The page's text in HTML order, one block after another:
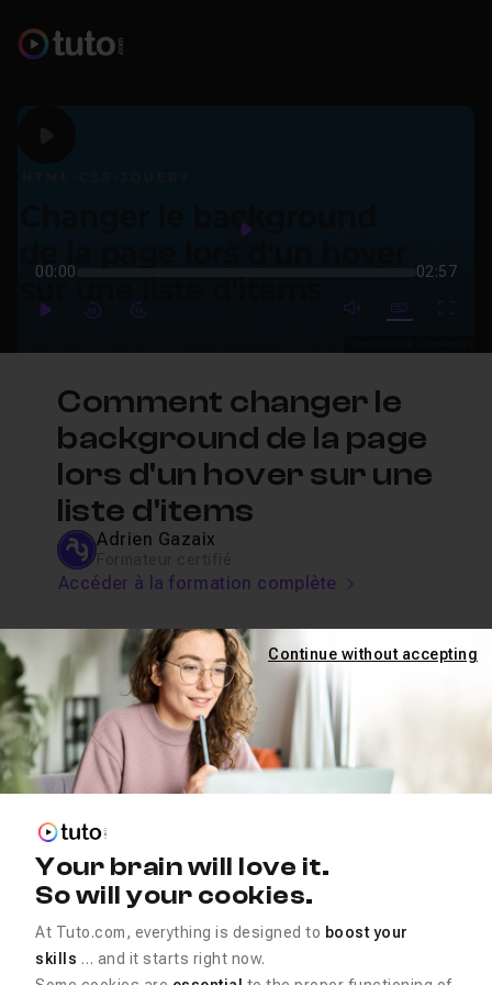
Play
00:00 02:57
PlayForwardForward mute video
Subtitles
Comment changer le
background de la page
lors d'un hover sur une
liste d'items
Adrien Gazaix
Accéder à la formation complète